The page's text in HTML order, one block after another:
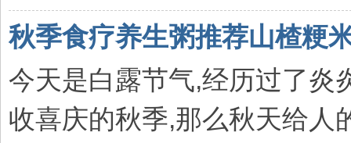
秋季食疗养生粥推荐山楂粳
今天是白露节气,经历过了炎
收喜庆的秋季,那么秋天给人